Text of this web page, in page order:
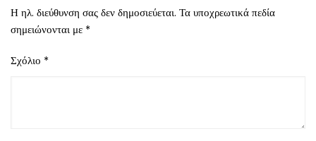
Η ηλ. διεύθυνση σας δεν δημοσιεύεται. Τα υποχρεωτικά πεδία
σημειώνονται με *
Σχόλιο *